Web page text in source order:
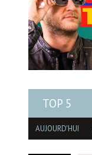
TOP 5
AUJOURD'HUI